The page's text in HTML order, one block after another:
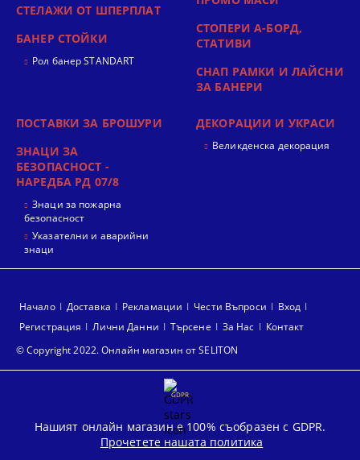
СТЕЛАЖИ ОТ ШПЕРПЛАТ
БАНЕР СТОЙКИ
Рол банер STANDART
СТОПЕРИ А-БОРД,
СТАТИВИ
СНАП РАМКИ И ЛАЙСНИ
ЗА БАНЕРИ
ПОСТАВКИ ЗА БРОШУРИ
ЗНАЦИ ЗА
БЕЗОПАСНОСТ -
НАРЕДБА РД 07/8
Знаци за пожарна
безопасност
Указателни и аварийни
знаци
ДЕКОРАЦИИ И УКРАСИ
Великденска декорация
© Copyright 2022. Онлайн магазин от SELITON
Начало Доставка Рекламации Чести Въпроси
Вход
Регистрация
Лични Данни Търсене За Нас Контакт
GDPR
Нашият онлайн магазин е 100% съобразен с GDPR.
Прочетете нашата политика